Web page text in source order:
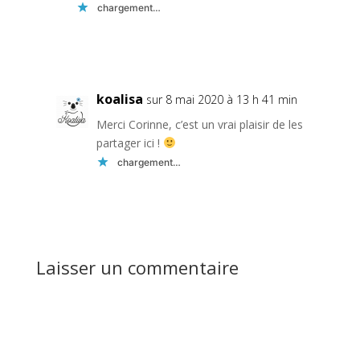
chargement…
koalisa sur 8 mai 2020 à 13 h 41 min
Merci Corinne, c’est un vrai plaisir de les
partager ici !
chargement…
Laisser un commentaire